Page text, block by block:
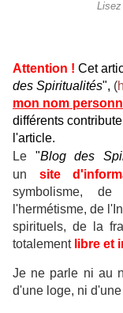
Attention ! Cet
des Spiritualités", (
mon nom
différents
l'article.
Le "Blog des
un site
symbolisme,
l'hermétisme, de
spirituels, de la
totalement libre et
Je ne parle ni au
d'une loge, ni